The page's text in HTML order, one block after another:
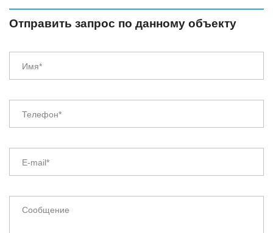
Отправить запрос по данному объекту